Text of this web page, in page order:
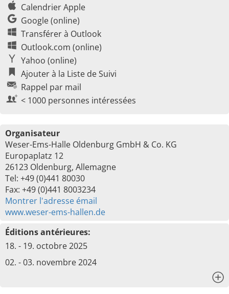
Calendrier Apple
Google (online)
Transférer à Outlook
Outlook.com (online)
Yahoo (online)
Ajouter à la Liste de Suivi
Rappel par mail
< 1000 personnes intéressées
Organisateur
Weser-Ems-Halle Oldenburg GmbH & Co. KG
Europaplatz 12
26123 Oldenburg, Allemagne
Tel: +49 (0)441 80030
Fax: +49 (0)441 8003234
Montrer l'adresse émail
www.weser-ems-hallen.de
Éditions antérieures:
18. - 19. octobre 2025
02. - 03. novembre 2024